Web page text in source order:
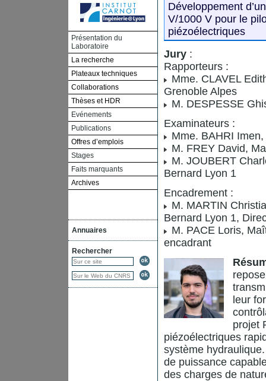
Présentation du
Laboratoire
La recherche
Plateaux techniques
Collaborations
Thèses et HDR
Evénements
Publications
Offres d’emplois
Stages
Faits marquants
Archives
Annuaires
Rechercher
Développement
V/1000 V pour le
piézoélectriques
Jury :
Rapporteurs :
Mme. CLAVEL
Grenoble Alpes
M. DESPESSE
Examinateurs :
Mme. BAHRI
M. FREY David,
M. JOUBERT
Bernard Lyon 1
Encadrement :
M. MARTIN
Bernard Lyon 1,
M. PACE Loris,
encadrant
leur
projet
piézoélectriques
système
de puissance
des charges de